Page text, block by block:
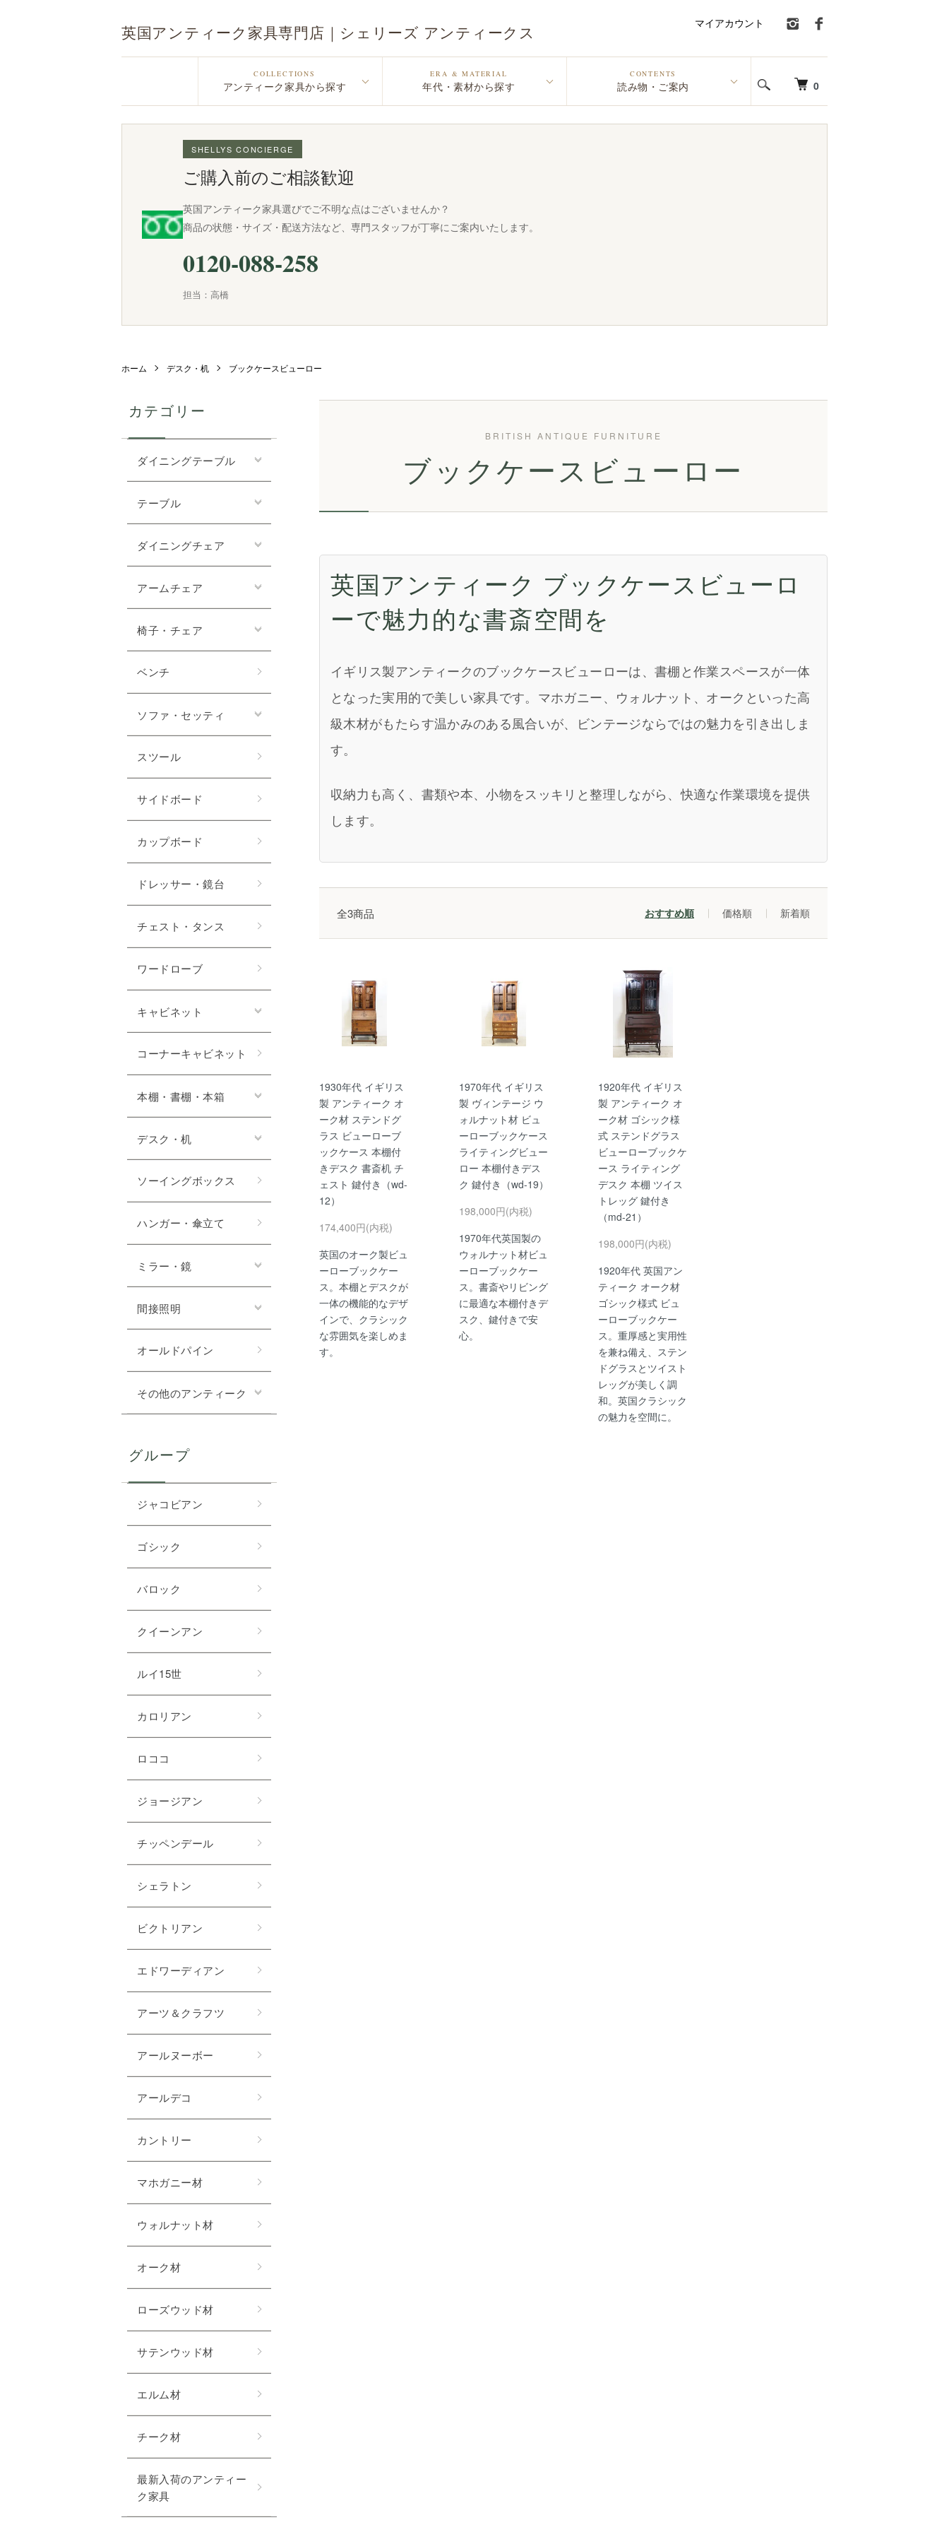
英国アンティーク家具専門店｜シェリーズ アンティークス
0
COLLECTIONS
アンティーク家具から探す
ERA & MATERIAL
年代・素材から探す
CONTENTS
読み物・ご案内
マイアカウント
SHELLYS CONCIERGE
ご購入前のご相談歓迎
英国アンティーク家具選びでご不明な点はございませんか？
商品の状態・サイズ・配送方法など、専門スタッフが丁寧にご案内いたします。
0120-088-258
担当：高橋
ホーム デスク・机 ブックケースビューロー
ブックケースビューロー
英国アンティーク ブックケースビューロ
ーで魅力的な書斎空間を
イギリス製アンティークのブックケースビューローは、書棚と作業スペースが一体
となった実用的で美しい家具です。マホガニー、ウォルナット、オークといった高
級木材がもたらす温かみのある風合いが、ビンテージならではの魅力を引き出しま
す。
収納力も高く、書類や本、小物をスッキリと整理しながら、快適な作業環境を提供
します。
全3商品 おすすめ順 価格順 新着順
1930年代 イギリス
製 アンティーク オ
ーク材 ステンドグ
ラス ビューローブ
ックケース 本棚付
きデスク 書斎机 チ
ェスト 鍵付き（wd-
12）
174,400円(内税)
英国のオーク製ビュ
ーローブックケー
ス。本棚とデスクが
一体の機能的なデザ
インで、クラシック
な雰囲気を楽しめま
す。
1970年代 イギリス
製 ヴィンテージ ウ
ォルナット材 ビュ
ーローブックケース
ライティングビュー
ロー 本棚付きデス
ク 鍵付き（wd-19）
198,000円(内税)
1970年代英国製の
ウォルナット材ビュ
ーローブックケー
ス。書斎やリビング
に最適な本棚付きデ
スク、鍵付きで安
心。
1920年代 イギリス
製 アンティーク オ
ーク材 ゴシック様
式 ステンドグラス
ビューローブックケ
ース ライティング
デスク 本棚 ツイス
トレッグ 鍵付き
（md-21）
198,000円(内税)
1920年代 英国アン
ティーク オーク材
ゴシック様式 ビュ
ーローブックケー
ス。重厚感と実用性
を兼ね備え、ステン
ドグラスとツイスト
レッグが美しく調
和。英国クラシック
の魅力を空間に。
カテゴリー
ダイニングテーブル
テーブル
ダイニングチェア
アームチェア
椅子・チェア
ベンチ
ソファ・セッティ
スツール
サイドボード
カップボード
ドレッサー・鏡台
チェスト・タンス
ワードローブ
キャビネット
コーナーキャビネット
本棚・書棚・本箱
デスク・机
ソーイングボックス
ハンガー・傘立て
ミラー・鏡
間接照明
オールドパイン
その他のアンティーク
グループ
ジャコビアン
ゴシック
バロック
クイーンアン
ルイ15世
カロリアン
ロココ
ジョージアン
チッペンデール
シェラトン
ビクトリアン
エドワーディアン
アーツ＆クラフツ
アールヌーボー
アールデコ
カントリー
マホガニー材
ウォルナット材
オーク材
ローズウッド材
サテンウッド材
エルム材
チーク材
最新入荷のアンティー
ク家具